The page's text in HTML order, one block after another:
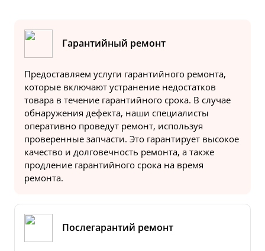
Гарантийный ремонт
Предоставляем услуги гарантийного ремонта,
которые включают устранение недостатков
товара в течение гарантийного срока. В случае
обнаружения дефекта, наши специалисты
оперативно проведут ремонт, используя
проверенные запчасти. Это гарантирует высокое
качество и долговечность ремонта, а также
продление гарантийного срока на время
ремонта.
Послегарантий ремонт